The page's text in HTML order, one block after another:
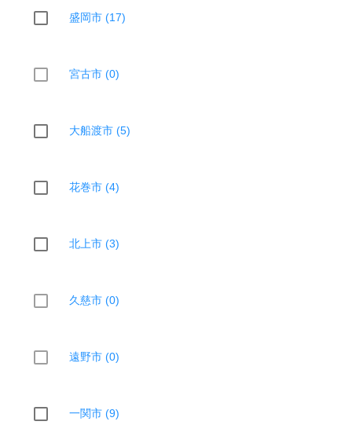
盛岡市 (17)
宮古市 (0)
大船渡市 (5)
花巻市 (4)
北上市 (3)
久慈市 (0)
遠野市 (0)
一関市 (9)